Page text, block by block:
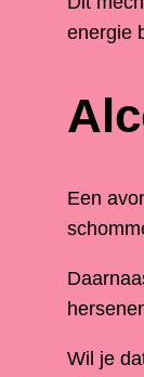
energie
Een
Wil je